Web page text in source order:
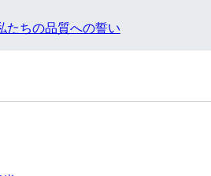
たちの品質への誓い